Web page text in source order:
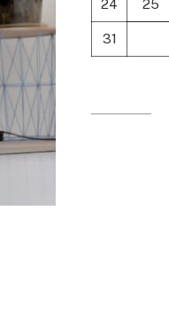
24 25
31